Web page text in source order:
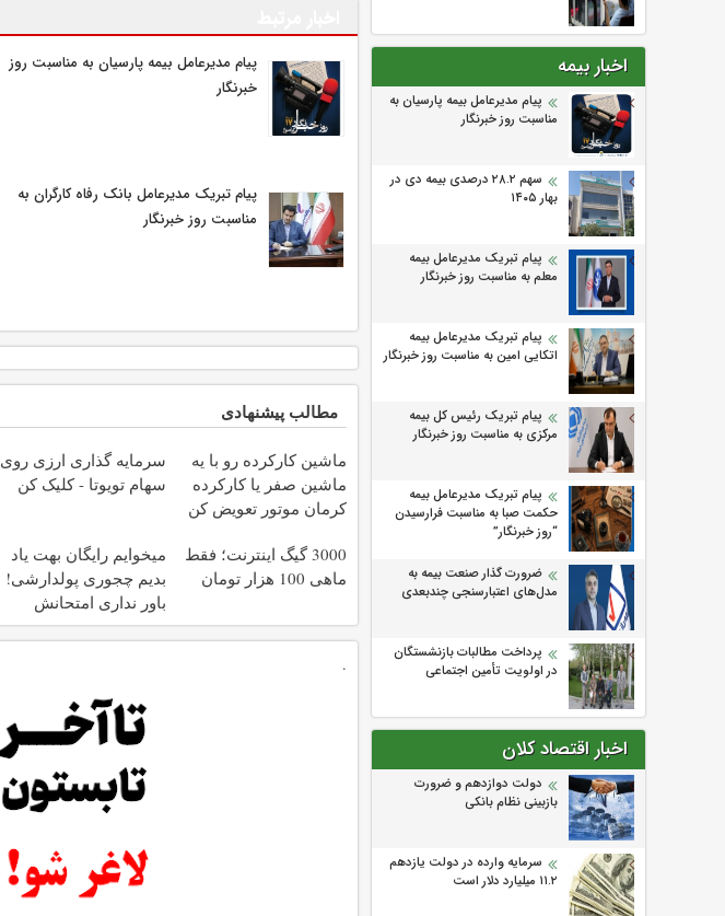
اخبار بیمه
پیام مدیرعامل بیمه پارسیان به
مناسبت روز خبرنگار
سهم ۲۸.۲ درصدی بیمه دی در
بهار ۱۴۰۵
پیام تبریک مدیرعامل بیمه
معلم به مناسبت روز خبرنگار
پیام تبریک مدیرعامل بیمه
اتکایی امین به مناسبت روز خبرنگار
پیام تبریک رئیس کل بیمه
مرکزی به مناسبت روز خبرنگار
پیام تبریک مدیرعامل بیمه
حکمت صبا به مناسبت فرارسیدن
“روز خبرنگار”
ضرورت گذار صنعت بیمه به
مدل‌های اعتبارسنجی چندبعدی
پرداخت مطالبات بازنشستگان
در اولویت تأمین اجتماعی
اخبار اقتصاد کلان
دولت دوازدهم و ضرورت
بازبینی نظام بانکی
سرمایه وارده در دولت یازدهم
۱۱.۲ میلیارد دلار است
پیام مدیرعامل بیمه پارسیان به مناسبت روز
خبرنگار
پیام تبریک مدیرعامل بانک رفاه کارگران به
مناسبت روز خبرنگار
مطالب پیشنهادی
ماشین کارکرده رو با یه
ماشین صفر یا کارکرده
کرمان موتور تعویض کن
سرمایه گذاری ارزی روی
سهام تویوتا - کلیک کن
3000 گیگ اینترنت؛ فقط
ماهی 100 هزار تومان
میخوایم رایگان بهت یاد
بدیم چجوری پولدارشی!
باور نداری امتحانش
مجانیه
.